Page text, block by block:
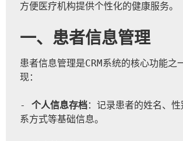
方便医疗机构提供个性化的健康服务。
一、患者信息管理
患者信息管理是CRM系统的核心功能之
现：
- 个人信息存档：记录患者的姓名、
系方式等基础信息。